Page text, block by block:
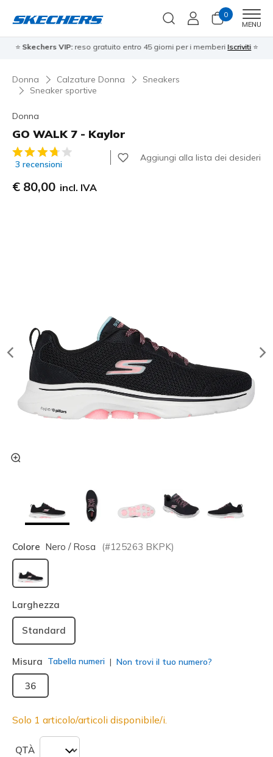
0
MENU
⭐ Skechers VIP:reso gratuito entro 45 giorni per i memberi Iscriviti ⭐
Donna Calzature Donna
Sneakers
Sneaker sportive
Donna
GO WALK 7 - Kaylor
Valutazione cliente 5 su 5
3 recensioni
Aggiungi alla lista dei desideri
€ 80,00 incl. IVA
Colore Nero / Rosa (#125263 BKPK)
selezionato
Larghezza
Standard
Misura Tabella numeri Non trovi il tuo numero?
36
Solo 1 articolo/articoli disponibile/i.
QTÀ